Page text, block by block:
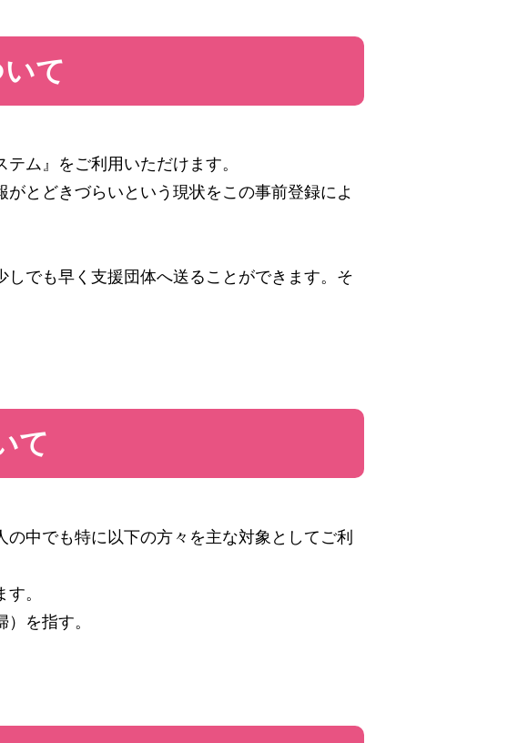
て
ム』をご利用いただけます。
とどきづらいという現状をこの事前登録によ
でも早く支援団体へ送ることができます。そ
て
中でも特に以下の方々を主な対象としてご利
。
を指す。